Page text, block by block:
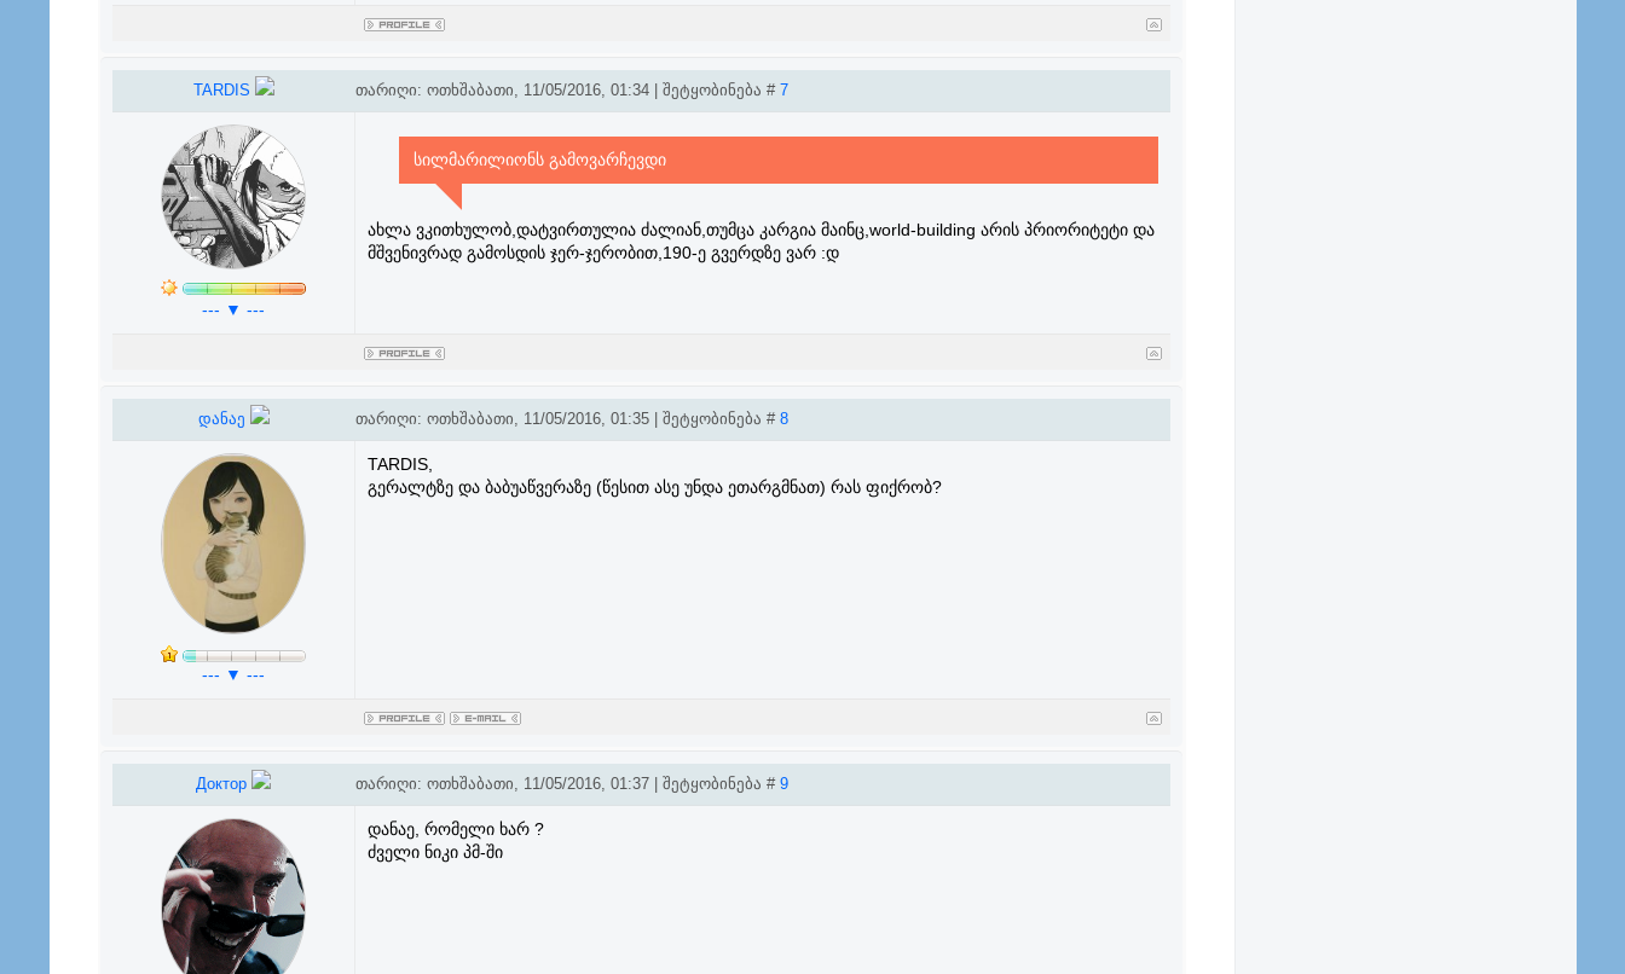
TARDIS თარიღი: ოთხშაბათი, 11/05/2016, 01:34 | შეტყობინება # 7
--- ▼ ---
სილმარილიონს გამოვარჩევდი
ახლა ვკითხულობ,დატვირთულია ძალიან,თუმცა კარგია მაინც,world-building არის პრიორიტეტი და
მშვენივრად გამოსდის ჯერ-ჯერობით,190-ე გვერდზე ვარ :დ
დანაე თარიღი: ოთხშაბათი, 11/05/2016, 01:35 | შეტყობინება # 8
--- ▼ ---
TARDIS,
გერალტზე და ბაბუაწვერაზე (წესით ასე უნდა ეთარგმნათ) რას ფიქრობ?
Доктор თარიღი: ოთხშაბათი, 11/05/2016, 01:37 | შეტყობინება # 9
დანაე, რომელი ხარ ?
ძველი ნიკი პმ-ში